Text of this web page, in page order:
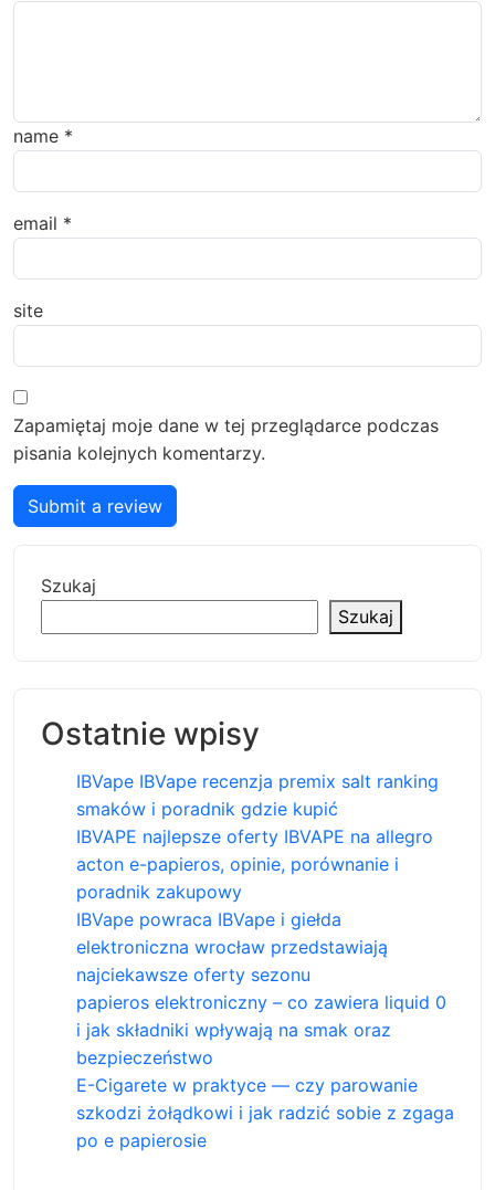
name *
email *
site
Zapamiętaj moje dane w tej przeglądarce podczas
pisania kolejnych komentarzy.
Submit a review
Szukaj
Szukaj
Ostatnie wpisy
IBVape IBVape recenzja premix salt ranking
smaków i poradnik gdzie kupić
IBVAPE najlepsze oferty IBVAPE na allegro
acton e-papieros, opinie, porównanie i
poradnik zakupowy
IBVape powraca IBVape i giełda
elektroniczna wrocław przedstawiają
najciekawsze oferty sezonu
papieros elektroniczny – co zawiera liquid 0
i jak składniki wpływają na smak oraz
bezpieczeństwo
E-Cigarete w praktyce — czy parowanie
szkodzi żołądkowi i jak radzić sobie z zgaga
po e papierosie